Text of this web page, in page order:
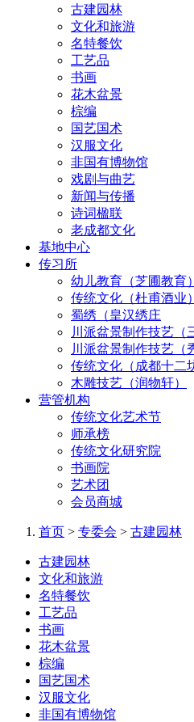
古建园林
文化和旅游
名特餐饮
工艺品
书画
花木盆景
棕编
国艺国术
汉服文化
非国有博物馆
戏剧与曲艺
新闻与传播
诗词楹联
老成都文化
基地中心
传习所
幼儿教育（芝圃教育）
传统文化（杜甫酒业）
蜀绣（皇汉绣庄
川派盆景制作技艺（
川派盆景制作技艺（
传统文化（成都十二
木雕技艺（润物轩）
营管机构
传统文化艺术节
师承榜
传统文化研究院
书画院
艺术团
会员商城
首页 > 专委会 > 古建园林
古建园林
文化和旅游
名特餐饮
工艺品
书画
花木盆景
棕编
国艺国术
汉服文化
非国有博物馆